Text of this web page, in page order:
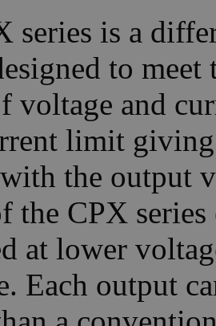
series is a
to
voltage and
limit giving
the output
the CPX
at lower
Each output